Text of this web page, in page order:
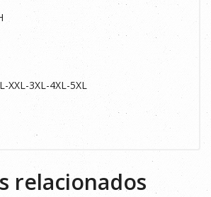
XXL-3XL-4XL-5XL
relacionados